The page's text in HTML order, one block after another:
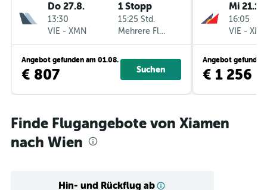
Do 27.8.
13:30
VIE - XMN
1 Stopp
15:25 Std.
Mehrere Fluglinien
Angebot gefunden am 01.08.
€ 807 Suchen
Mi 21.10.
16:05
VIE - XMN
Angebot gefunden
€ 1 256
Finde Flugangebote von Xiamen
nach Wien
Hin- und Rückflug ab